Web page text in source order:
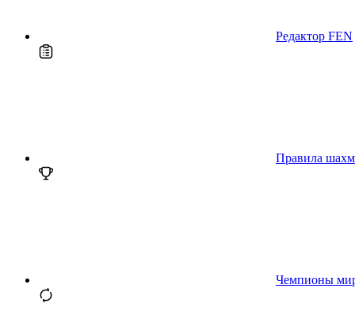
Редактор FEN
Правила
Чемпионы